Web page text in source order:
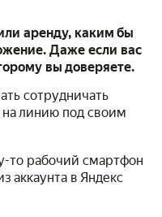
аренду, каким бы
Даже если вас
вы доверяете.
сотрудничать
на линию под своим
то рабочий смартфон
аккаунта в Яндекс